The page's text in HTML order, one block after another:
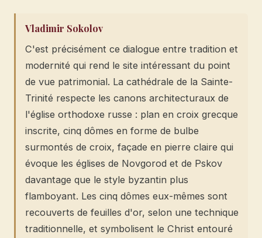
Vladimir Sokolov
C'est précisément ce dialogue entre tradition et
modernité qui rend le site intéressant du point
de vue patrimonial. La cathédrale de la Sainte-
Trinité respecte les canons architecturaux de
l'église orthodoxe russe : plan en croix grecque
inscrite, cinq dômes en forme de bulbe
surmontés de croix, façade en pierre claire qui
évoque les églises de Novgorod et de Pskov
davantage que le style byzantin plus
flamboyant. Les cinq dômes eux-mêmes sont
recouverts de feuilles d'or, selon une technique
traditionnelle, et symbolisent le Christ entouré